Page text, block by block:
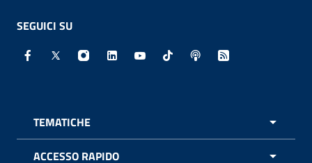
SEGUICI SU
Facebook - Sito esterno - Apertura in nuova finestra
X - Sito esterno - Apertura in nuova finestra
Instagram - Sito esterno - Apertura in
Linkedin - Sito esterno - Apertura in
Youtube - Sito esterno -
TikTok - Sito esterno -
Spreaker - Sito
Feed RSS -
TEMATICHE
ACCESSO RAPIDO